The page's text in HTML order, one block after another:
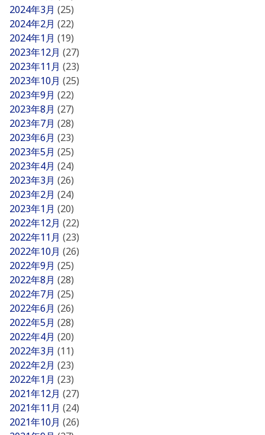
2024年3月 (25)
2024年2月 (22)
2024年1月 (19)
2023年12月 (27)
2023年11月 (23)
2023年10月 (25)
2023年9月 (22)
2023年8月 (27)
2023年7月 (28)
2023年6月 (23)
2023年5月 (25)
2023年4月 (24)
2023年3月 (26)
2023年2月 (24)
2023年1月 (20)
2022年12月 (22)
2022年11月 (23)
2022年10月 (26)
2022年9月 (25)
2022年8月 (28)
2022年7月 (25)
2022年6月 (26)
2022年5月 (28)
2022年4月 (20)
2022年3月 (11)
2022年2月 (23)
2022年1月 (23)
2021年12月 (27)
2021年11月 (24)
2021年10月 (26)